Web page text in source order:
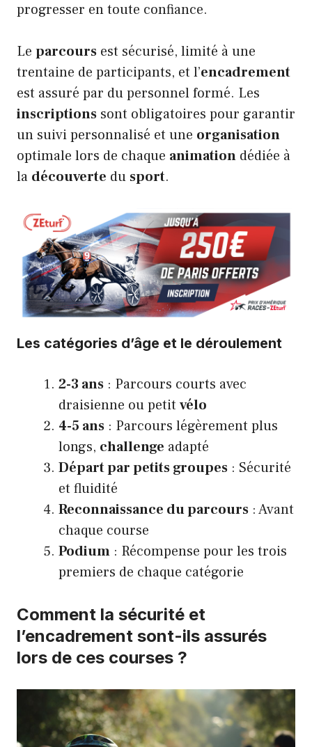
progresser en toute confiance.
Le parcours est sécurisé, limité à une
trentaine de participants, et l’encadrement
est assuré par du personnel formé. Les
inscriptions sont obligatoires pour garantir
un suivi personnalisé et une organisation
optimale lors de chaque animation dédiée à
la découverte du sport.
Les catégories d’âge et le déroulement
2-3 ans : Parcours courts avec
draisienne ou petit vélo
4-5 ans : Parcours légèrement plus
longs, challenge adapté
Départ par petits groupes : Sécurité
et fluidité
Reconnaissance du parcours : Avant
chaque course
Podium : Récompense pour les trois
premiers de chaque catégorie
Comment la sécurité et
l’encadrement sont-ils assurés
lors de ces courses ?